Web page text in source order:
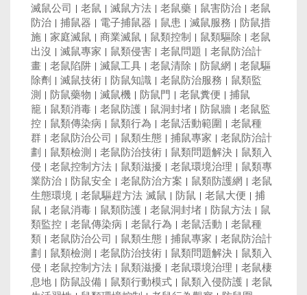
滅鼠公司 | 老鼠 | 滅鼠方法 | 老鼠藥 | 鼠害防治 | 老鼠
防治 | 捕鼠器 | 電子捕鼠器 | 鼠患 | 滅鼠服務 | 防鼠措
施 | 家庭滅鼠 | 商業滅鼠 | 鼠類控制 | 鼠類驅除 | 老鼠
出沒 | 滅鼠專家 | 鼠類侵害 | 老鼠問題 | 老鼠防治計
畫 | 老鼠陷阱 | 滅鼠工具 | 老鼠清除 | 防鼠網 | 老鼠驅
除劑 | 滅鼠技術 | 防鼠知識 | 老鼠防治服務 | 鼠類監
測 | 防鼠藥物 | 滅鼠機 | 防鼠門 | 老鼠糞便 | 捕鼠
籠 | 鼠類消毒 | 老鼠防護 | 鼠洞封堵 | 防鼠牆 | 老鼠監
控 | 鼠類傳染病 | 鼠類行為 | 老鼠活動範圍 | 老鼠種
群 | 老鼠防治公司 | 鼠類生態 | 捕鼠專家 | 老鼠防治計
劃 | 鼠類檢測 | 老鼠防治技術 | 鼠類問題解決 | 鼠類入
侵 | 老鼠控制方法 | 鼠類滋擾 | 老鼠環境治理 | 鼠類專
業防治 | 防鼠安全 | 老鼠防治方案 | 鼠類防護網 | 老鼠
生態環境 | 老鼠驅趕方法 滅鼠 | 防鼠 | 老鼠大便 | 捕
鼠 | 老鼠消毒 | 鼠類防護 | 老鼠洞封堵 | 防鼠方法 | 鼠
類監控 | 老鼠傳染病 | 老鼠行為 | 老鼠活動 | 老鼠種
類 | 老鼠防治公司 | 鼠類生態 | 捕鼠專家 | 老鼠防治計
劃 | 鼠類檢測 | 老鼠防治技術 | 鼠類問題解決 | 鼠類入
侵 | 老鼠控制方法 | 鼠類滋擾 | 老鼠環境治理 | 老鼠棲
息地 | 防鼠設備 | 鼠類行動模式 | 鼠類入侵防護 | 老鼠